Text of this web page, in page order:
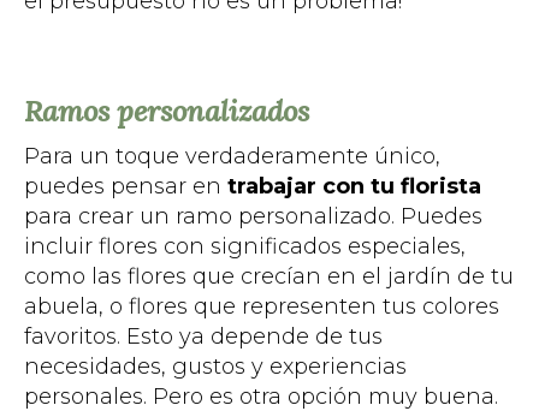
Ramos personalizados
Para un toque verdaderamente único,
puedes pensar en trabajar con tu florista
para crear un ramo personalizado. Puedes
incluir flores con significados especiales,
como las flores que crecían en el jardín de tu
abuela, o flores que representen tus colores
favoritos. Esto ya depende de tus
necesidades, gustos y experiencias
personales. Pero es otra opción muy buena.